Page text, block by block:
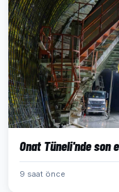
Onat Tüneli'nde son
9 saat önce